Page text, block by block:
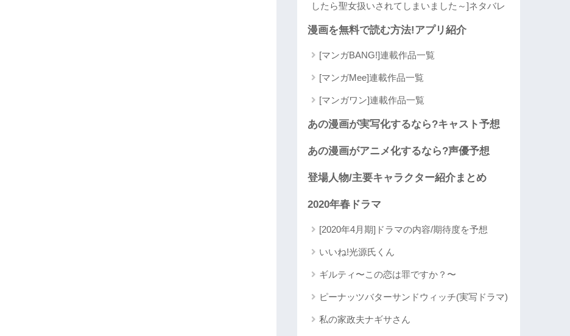
したら聖女扱いされてしまいました～]ネタバレ
漫画を無料で読む方法!アプリ紹介
[マンガBANG!]連載作品一覧
[マンガMee]連載作品一覧
[マンガワン]連載作品一覧
あの漫画が実写化するなら?キャスト予想
あの漫画がアニメ化するなら?声優予想
登場人物/主要キャラクター紹介まとめ
2020年春ドラマ
[2020年4月期]ドラマの内容/期待度を予想
いいね!光源氏くん
ギルティ〜この恋は罪ですか？〜
ピーナッツバターサンドウィッチ(実写ドラマ)
私の家政夫ナギサさん